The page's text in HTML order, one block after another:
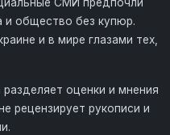
СМИ предпочли
и общество без купюр.
и в мире глазами тех,
оценки и мнения
рецензирует рукописи и